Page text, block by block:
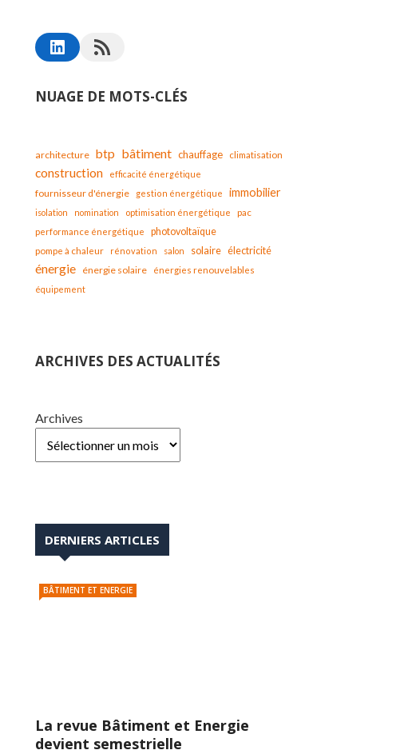
NUAGE DE MOTS-CLÉS
architecture btp bâtiment chauffage climatisation
construction efficacité énergétique
fournisseur d'énergie gestion énergétique immobilier
isolation nomination optimisation énergétique
pac
performance énergétique
photovoltaïque
pompe à chaleur rénovation salon solaire électricité
énergie énergie solaire
énergies renouvelables
équipement
ARCHIVES DES ACTUALITÉS
Archives
DERNIERS ARTICLES
BÂTIMENT ET ENERGIE
La revue Bâtiment et Energie
devient semestrielle